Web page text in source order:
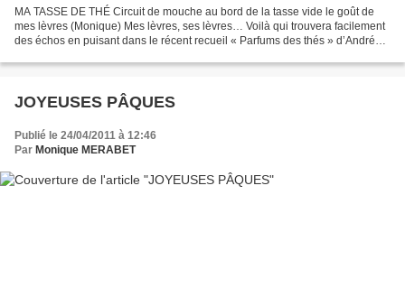
MA TASSE DE THÉ Circuit de mouche au bord de la tasse vide le goût de
mes lèvres (Monique) Mes lèvres, ses lèvres… Voilà qui trouvera facilement
des échos en puisant dans le récent recueil « Parfums des thés » d’André
JOYEUSES PÂQUES
Publié le 24/04/2011 à 12:46
Par Monique MERABET